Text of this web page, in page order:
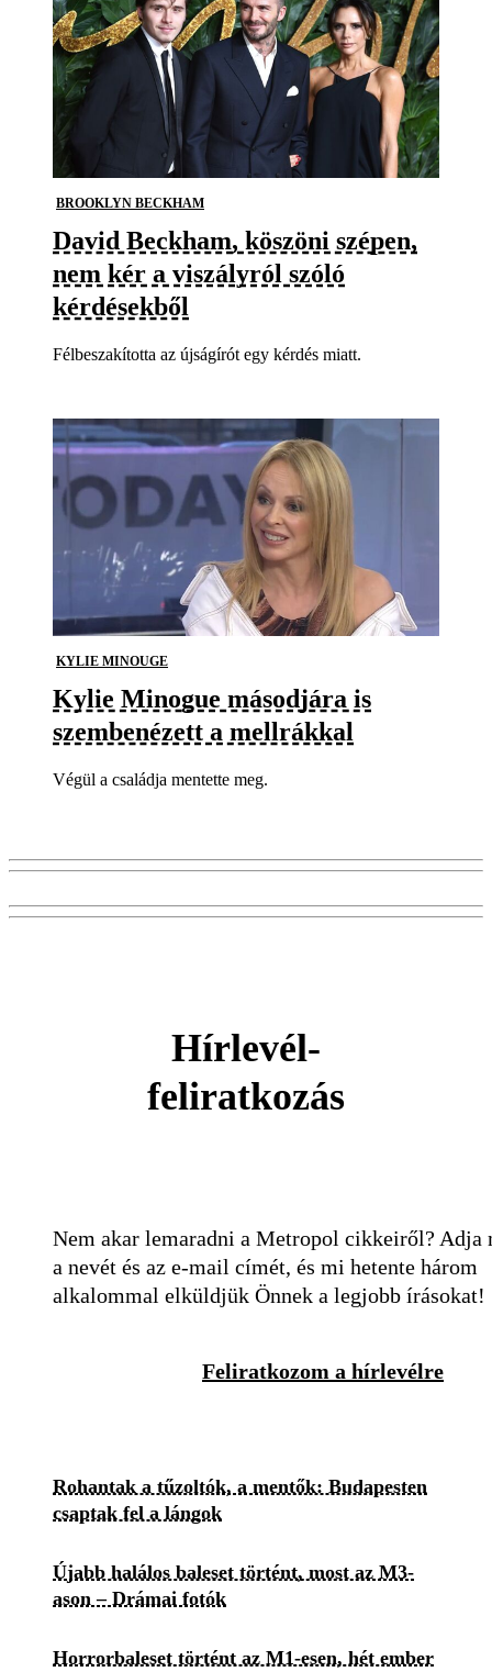
BROOKLYN BECKHAM
David Beckham, köszöni szépen,
nem kér a viszályról szóló
kérdésekből
Félbeszakította az újságírót egy kérdés miatt.
KYLIE MINOUGE
Kylie Minogue másodjára is
szembenézett a mellrákkal
Végül a családja mentette meg.
Hírlevél-
feliratkozás
Nem akar lemaradni a Metropol cikkeiről? Adja
a nevét és az e-mail címét, és mi hetente három
alkalommal elküldjük Önnek a legjobb írásokat!
Feliratkozom a hírlevélre
Rohantak a tűzoltók, a mentők: Budapesten
csaptak fel a lángok
Újabb halálos baleset történt, most az M3-
ason – Drámai fotók
Horrorbaleset történt az M1-esen, hét ember